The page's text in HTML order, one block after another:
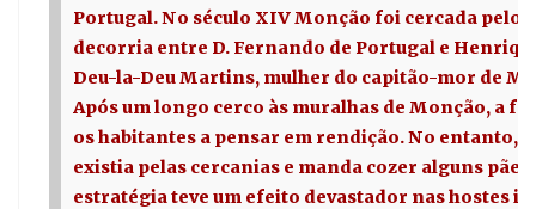
Portugal. No século XIV Monção foi cercada
decorria entre D. Fernando de Portugal e
Deu-la-Deu Martins, mulher do capitão-mor de
Após um longo cerco às muralhas de Monção, a
os habitantes a pensar em rendição. No entanto,
existia pelas cercanias e manda cozer alguns
estratégia teve um efeito devastador nas hostes